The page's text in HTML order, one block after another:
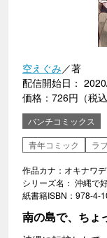
空えぐみ／著
配信開始日：
価格：726円（税込
バンチコミックス
青年コミック
ラ
作品カナ：オキナワ
シリーズ名： 沖縄で
紙書籍ISBN：978-4-
南の島で、ちょ